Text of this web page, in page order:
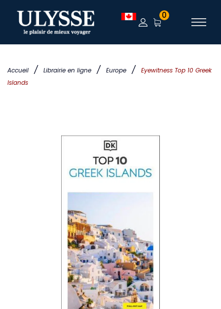
Accueil / Librairie en ligne / Europe /
Eyewitness Top 10 Greek
Islands
0